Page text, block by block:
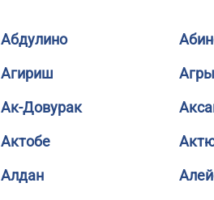
Абдулино
Агириш
Ак-Довурак
Актобе
Алдан